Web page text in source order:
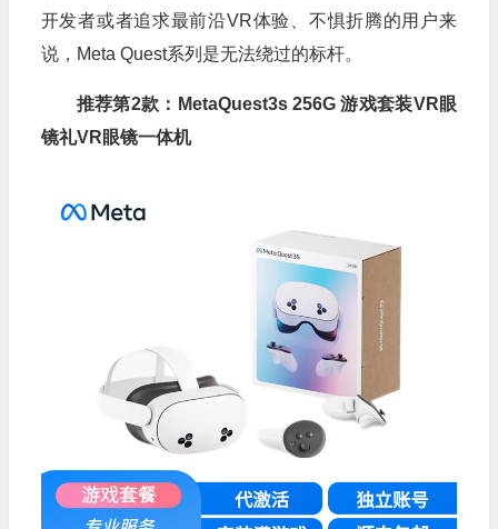
开发者或者追求最前沿VR体验、不惧折腾的用户来
说，Meta Quest系列是无法绕过的标杆。
推荐第2款：MetaQuest3s 256G 游戏套装VR眼
镜礼VR眼镜一体机